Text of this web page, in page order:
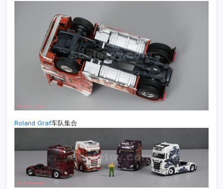
Roland Graf车队集合